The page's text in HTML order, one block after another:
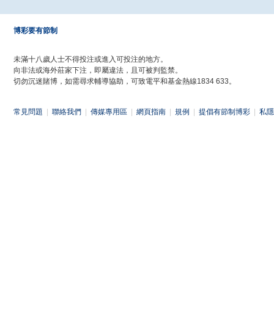
博彩要有節制
未滿十八歲人士不得投注或進入可投注的地方。
向非法或海外莊家下注，即屬違法，且可被判監禁。
切勿沉迷賭博，如需尋求輔導協助，可致電平和基金熱線1834 633。
常見問題 聯絡我們 傳媒專用區 網頁指南 規例 提倡有節制博彩 私